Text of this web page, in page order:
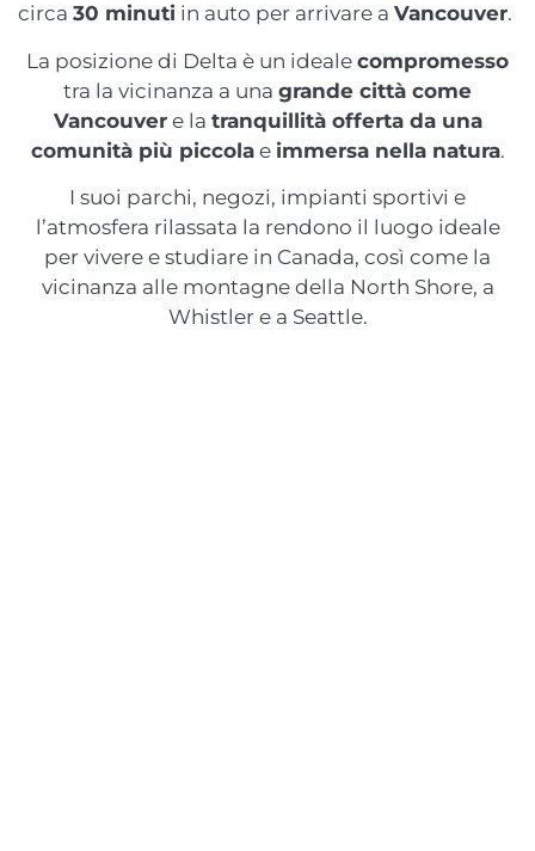
circa 30 minuti in auto per arrivare a Vancouver.
La posizione di Delta è un ideale compromesso
tra la vicinanza a una grande città come
Vancouvere la tranquillità offerta da una
comunità più piccolae immersa nella natura.
I suoi parchi, negozi, impianti sportivi e
l’atmosfera rilassata la rendono il luogo ideale
per vivere e studiare in Canada, così come la
vicinanza alle montagne della North Shore, a
Whistler e a Seattle.